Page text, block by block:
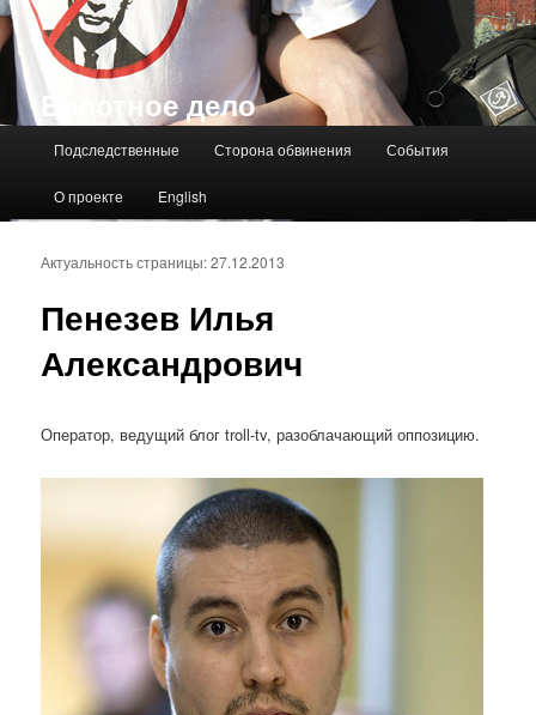
Болотное дело
Подследственные Сторона обвинения События
О проекте English
Пенезев Илья
Александрович
Актуальность страницы: 27.12.2013
Оператор, ведущий блог troll-tv, разоблачающий оппозицию.